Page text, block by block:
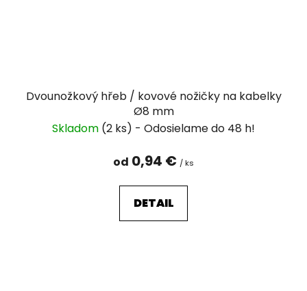
Dvounožkový hřeb / kovové nožičky na kabelky
Ø8 mm
Skladom (2 ks)
od 0,94 € / ks
DETAIL